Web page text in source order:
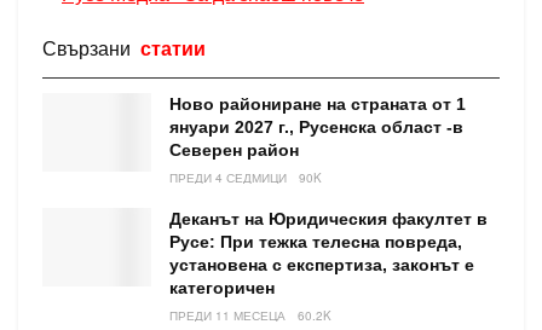
Свързани статии
Ново райониране на страната от 1
януари 2027 г., Русенска област -в
Северен район
ПРЕДИ 4 СЕДМИЦИ 90K
Деканът на Юридическия факултет в
Русе: При тежка телесна повреда,
установена с експертиза, законът е
категоричен
ПРЕДИ 11 МЕСЕЦА 60.2K